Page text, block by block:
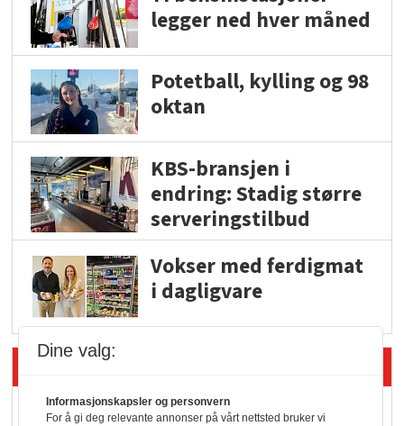
legger ned hver måned
Potetball, kylling og 98
oktan
KBS-bransjen i
endring: Stadig større
serveringstilbud
Vokser med ferdigmat
i dagligvare
Siste artikler - Butikk i praksis
Rema-flaggskip
Dine valg:
Informasjonskapsler og personvern
For å gi deg relevante annonser på vårt nettsted bruker vi